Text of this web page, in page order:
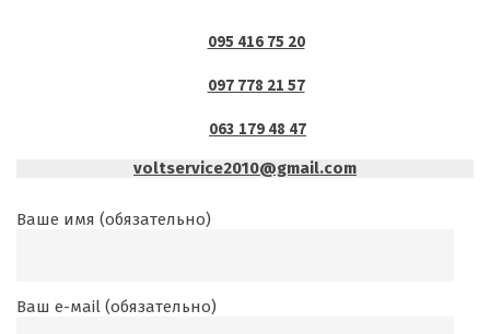
095 416 75 20
097 778 21 57
063 179 48 47
voltservice2010@gmail.com
Ваше имя (обязательно)
Ваш е-маil (обязательно)